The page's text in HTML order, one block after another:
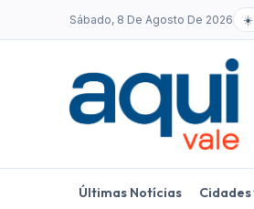
Sábado, 8 De Agosto De 2026 ☀️
Últimas Notícias Cidades